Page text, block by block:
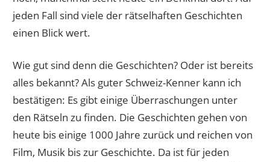
jeden Fall sind viele der rätselhaften Geschichten
einen Blick wert.
Wie gut sind denn die Geschichten? Oder ist bereits
alles bekannt? Als guter Schweiz-Kenner kann ich
bestätigen: Es gibt einige Überraschungen unter
den Rätseln zu finden. Die Geschichten gehen von
heute bis einige 1000 Jahre zurück und reichen von
Film, Musik bis zur Geschichte. Da ist für jeden